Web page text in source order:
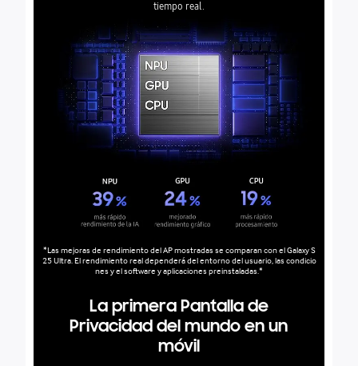
tiempo real.
*Las mejoras de rendimiento del AP mostradas se comparan con el Galaxy S
25 Ultra. El rendimiento real dependerá del entorno del usuario, las condicio
nes y el software y aplicaciones preinstaladas.*
La primera Pantalla de
Privacidad del mundo en un
móvil